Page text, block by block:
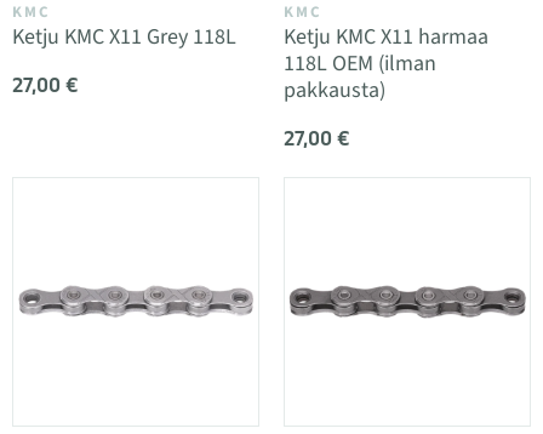
KMC
Ketju KMC X11 Grey 118L
27,00 €
KMC
Ketju KMC X11 harmaa
118L OEM (ilman
pakkausta)
27,00 €